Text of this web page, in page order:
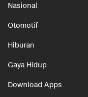
Nasional
Otomotif
Hiburan
Gaya Hidup
Download Apps